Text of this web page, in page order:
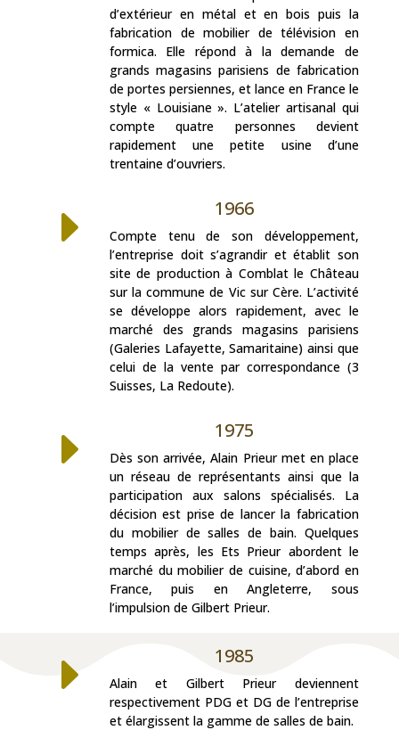
d’extérieur en métal et en bois puis la
fabrication de mobilier de télévision en
formica. Elle répond à la demande de
grands magasins parisiens de fabrication
de portes persiennes, et lance en France le
style « Louisiane ». L’atelier artisanal qui
compte quatre personnes devient
rapidement une petite usine d’une
trentaine d’ouvriers.
E 1966
Compte tenu de son développement,
l’entreprise doit s’agrandir et établit son
site de production à Comblat le Château
sur la commune de Vic sur Cère. L’activité
se développe alors rapidement, avec le
marché des grands magasins parisiens
(Galeries Lafayette, Samaritaine) ainsi que
celui de la vente par correspondance (3
Suisses, La Redoute).
E 1975
Dès son arrivée, Alain Prieur met en place
un réseau de représentants ainsi que la
participation aux salons spécialisés. La
décision est prise de lancer la fabrication
du mobilier de salles de bain. Quelques
temps après, les Ets Prieur abordent le
marché du mobilier de cuisine, d’abord en
France, puis en Angleterre, sous
l’impulsion de Gilbert Prieur.
E 1985
Alain et Gilbert Prieur deviennent
respectivement PDG et DG de l’entreprise
et élargissent la gamme de salles de bain.